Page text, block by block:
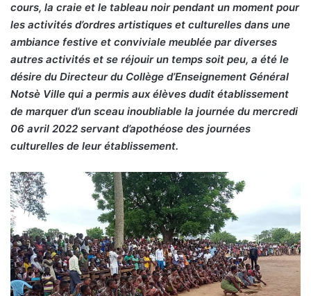
cours, la craie et le tableau noir pendant un moment pour
les activités d’ordres artistiques et culturelles dans une
ambiance festive et conviviale meublée par diverses
autres activités et se réjouir un temps soit peu, a été le
désire du Directeur du Collège d’Enseignement Général
Notsè Ville qui a permis aux élèves dudit établissement
de marquer d’un sceau inoubliable la journée du mercredi
06 avril 2022 servant d’apothéose des journées
culturelles de leur établissement.